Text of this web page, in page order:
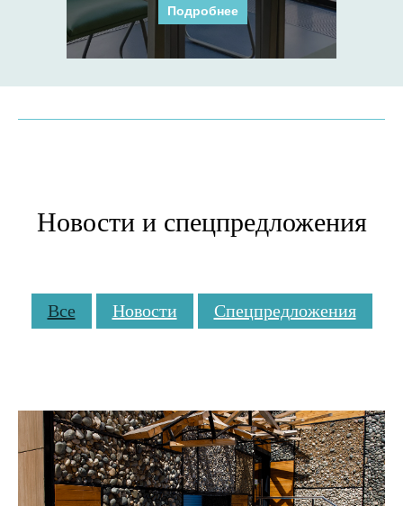
Подробнее
Новости и спецпредложения
Все Новости Спецпредложения